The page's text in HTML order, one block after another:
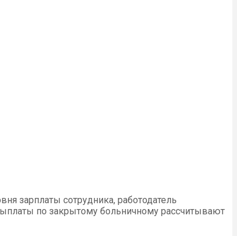
зарплаты сотрудника, работодатель
по закрытому больничному рассчитывают